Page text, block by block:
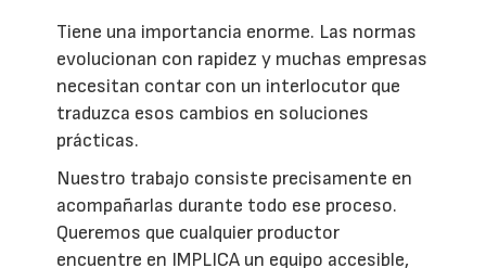
Tiene una importancia enorme. Las normas
evolucionan con rapidez y muchas empresas
necesitan contar con un interlocutor que
traduzca esos cambios en soluciones
prácticas.
Nuestro trabajo consiste precisamente en
acompañarlas durante todo ese proceso.
Queremos que cualquier productor
encuentre en IMPLICA un equipo accesible,